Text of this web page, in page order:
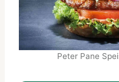
Peter Pane